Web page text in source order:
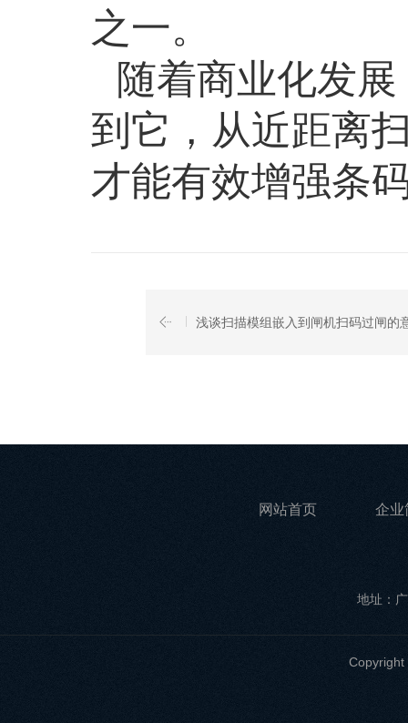
之一。
随着商业化发
到它，从近距离
才能有效增强条
浅谈扫描模组嵌入到闸机扫码过闸的
网站首页 企业
地址：